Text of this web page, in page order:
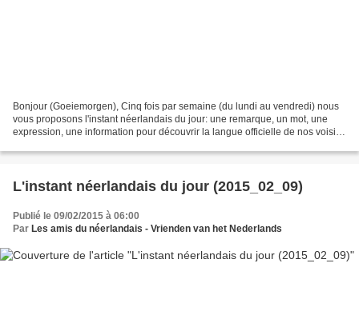
Bonjour (Goeiemorgen), Cinq fois par semaine (du lundi au vendredi) nous
vous proposons l'instant néerlandais du jour: une remarque, un mot, une
expression, une information pour découvrir la langue officielle de nos voisins
L'instant néerlandais du jour (2015_02_09)
Publié le 09/02/2015 à 06:00
Par Les amis du néerlandais - Vrienden van het Nederlands